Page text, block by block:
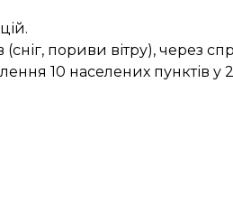
пориви вітру), через
10 населених пунктів у